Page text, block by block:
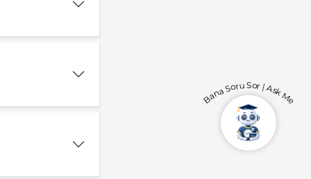
Bana Soru Sor | Ask Me